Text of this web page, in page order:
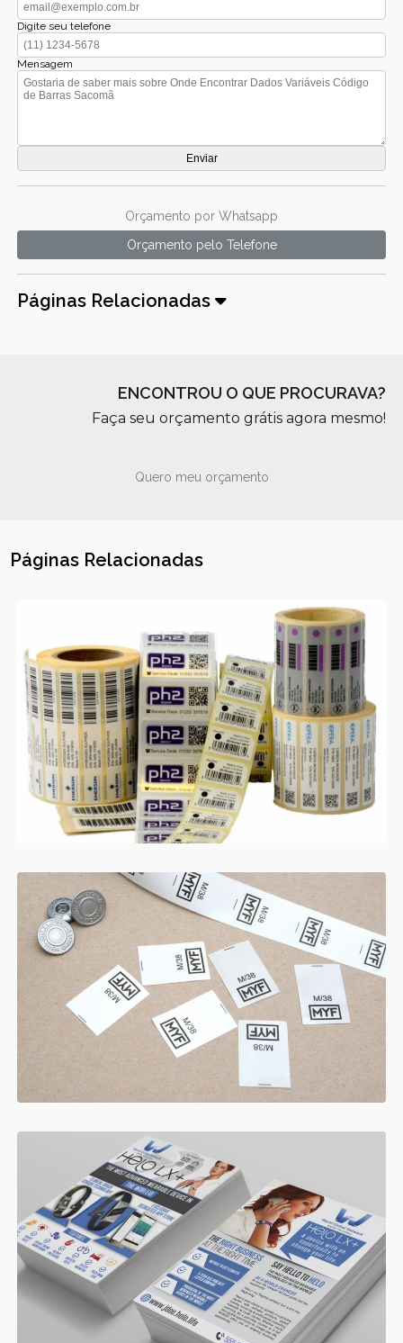
Digite seu telefone
Mensagem
Orçamento por Whatsapp
Orçamento pelo Telefone
Páginas Relacionadas
ENCONTROU O QUE PROCURAVA?
Faça seu orçamento grátis agora mesmo!
Quero meu orçamento
Páginas Relacionadas